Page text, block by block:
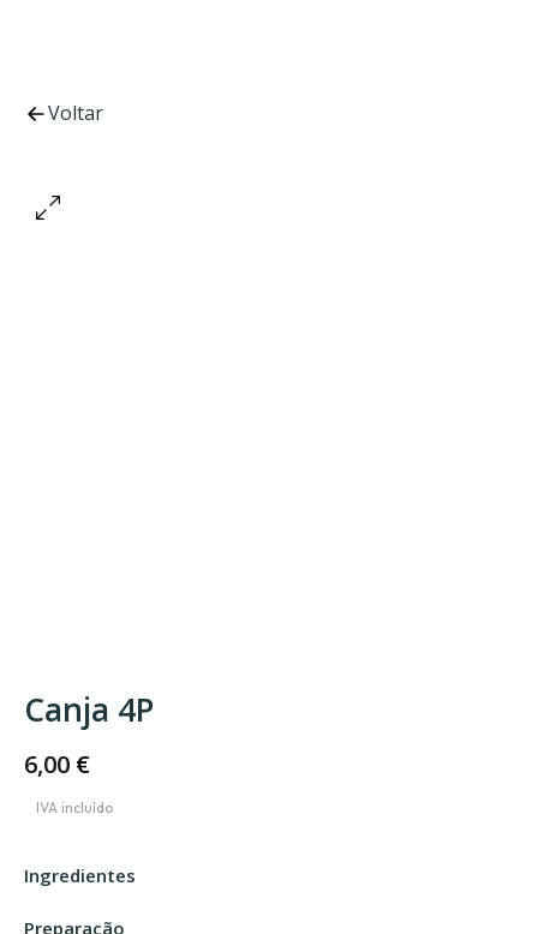
Voltar
Canja 4P
6,00 €
Ingredientes
Preparação